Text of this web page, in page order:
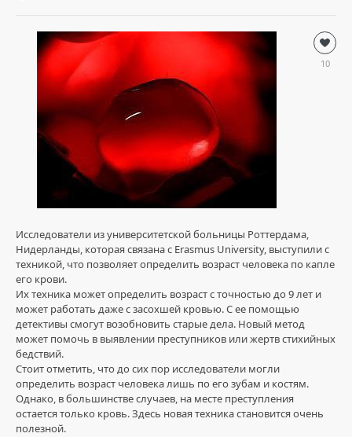
Наука
и
технологии
loginvovchyk
5
399
10
Исследователи из университетской больницы Роттердама,
Нидерланды, которая связана с Erasmus University, выступили с
техникой, что позволяет определить возраст человека по капле
его крови.
Их техника может определить возраст с точностью до 9 лет и
может работать даже с засохшей кровью. С ее помощью
детективы смогут возобновить старые дела. Новый метод
может помочь в выявлении преступников или жертв стихийных
бедствий.
Стоит отметить, что до сих пор исследователи могли
определить возраст человека лишь по его зубам и костям.
Однако, в большинстве случаев, на месте преступления
остается только кровь. Здесь новая техника становится очень
полезной.